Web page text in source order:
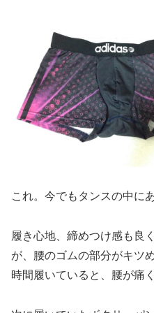
これ。今でもタンスの中に
履き心地、締めつけ感も良
が、腰のゴムの部分がキツ
時間履いていると、腰が痛